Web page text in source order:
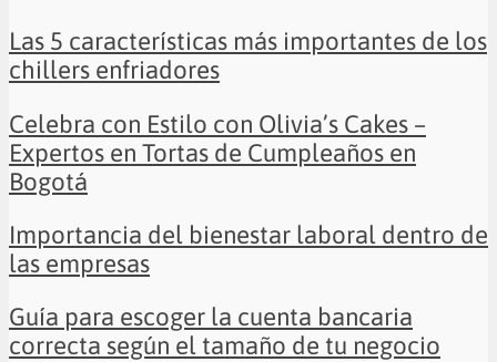
Las 5 características más importantes de los
chillers enfriadores
Celebra con Estilo con Olivia’s Cakes –
Expertos en Tortas de Cumpleaños en
Bogotá
Importancia del bienestar laboral dentro de
las empresas
Guía para escoger la cuenta bancaria
correcta según el tamaño de tu negocio